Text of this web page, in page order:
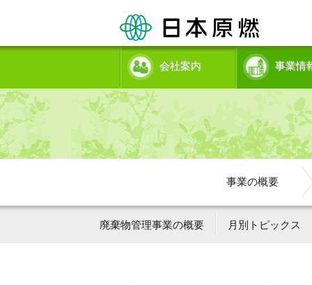
会社案内 事業情
事業の概要
廃棄物管理事業の概要 月別トピックス